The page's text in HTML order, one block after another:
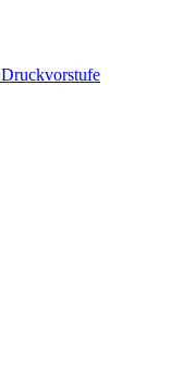
Druckvorstufe